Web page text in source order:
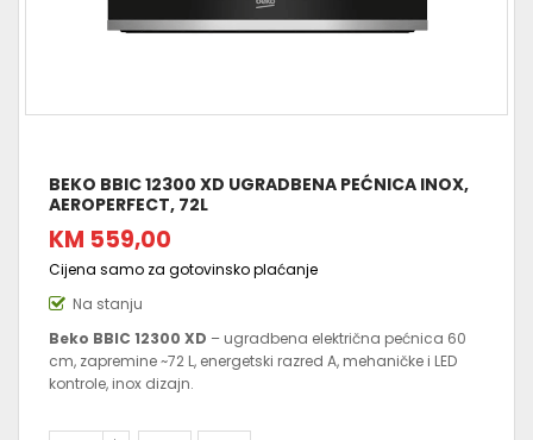
BEKO BBIC 12300 XD UGRADBENA PEĆNICA INOX,
AEROPERFECT, 72L
KM 559,00
Cijena samo za gotovinsko plaćanje
Na stanju
Beko BBIC 12300 XD – ugradbena električna pećnica 60
cm, zapremine ~72 L, energetski razred A, mehaničke i LED
kontrole, inox dizajn.